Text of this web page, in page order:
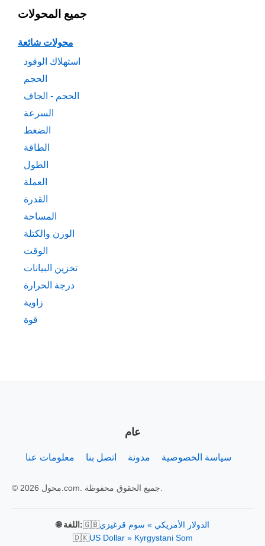
جميع المحولات
محولات شائعة
استهلاك الوقود
الحجم
الحجم - الجاف
السرعة
الضغط
الطاقة
الطول
العملة
القدرة
المساحة
الوزن والكتلة
الوقت
تخزين البيانات
درجة الحرارة
زاوية
قوة
عام
معلومات عنا اتصل بنا مدونة سياسة الخصوصية
🌐 اللغة:🇬🇧الدولار الأمريكي » سوم قرغيزي
🇩🇰US Dollar » Kyrgystani Som